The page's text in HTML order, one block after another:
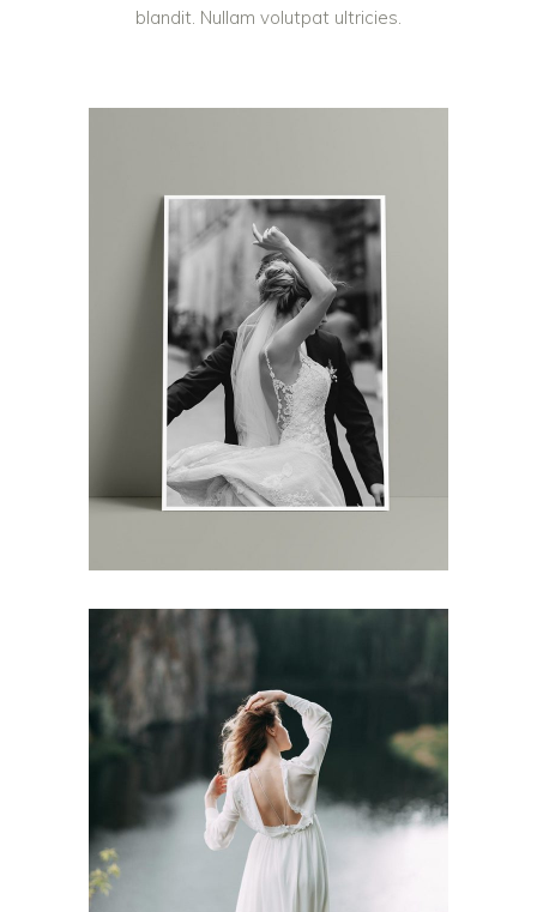
blandit. Nullam volutpat ultricies.